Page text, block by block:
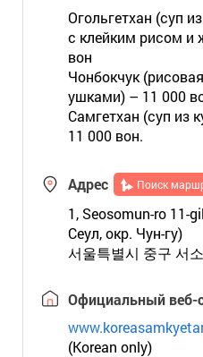
Огольгетхан (суп
с клейким рисом и
вон
Чонбокчук
ушками) – 11 000
Самгетхан (суп из
11 000 вон.
Адрес Поиск
1, Seosomun-ro 11-
Сеул, окр. Чун-гу)
서울특별시 중구 서
Официальный веб-
(Korean only)